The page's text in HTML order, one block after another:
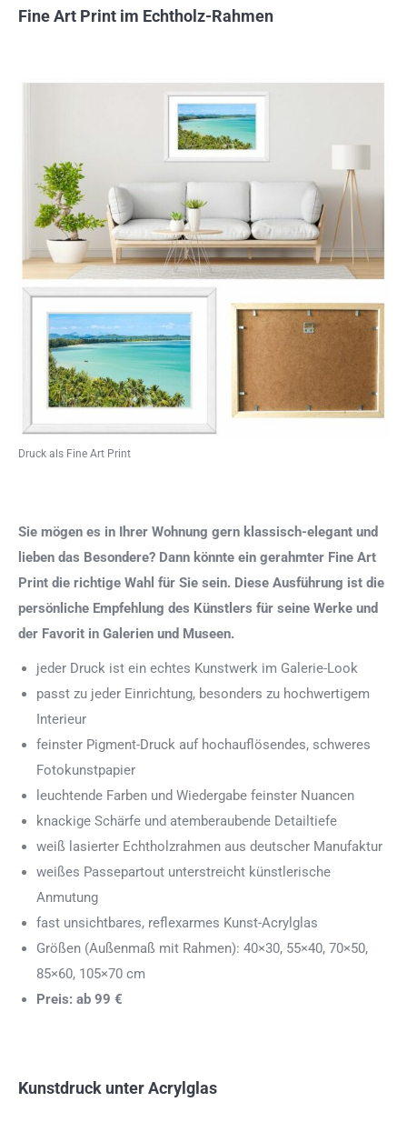
Fine Art Print im Echtholz-Rahmen
Druck als Fine Art Print
Sie mögen es in Ihrer Wohnung gern klassisch-elegant und
lieben das Besondere? Dann könnte ein gerahmter Fine Art
Print die richtige Wahl für Sie sein. Diese Ausführung ist die
persönliche Empfehlung des Künstlers für seine Werke und
der Favorit in Galerien und Museen.
jeder Druck ist ein echtes Kunstwerk im Galerie-Look
passt zu jeder Einrichtung, besonders zu hochwertigem
Interieur
feinster Pigment-Druck auf hochauflösendes, schweres
Fotokunstpapier
leuchtende Farben und Wiedergabe feinster Nuancen
knackige Schärfe und atemberaubende Detailtiefe
weiß lasierter Echtholzrahmen aus deutscher Manufaktur
weißes Passepartout unterstreicht künstlerische
Anmutung
fast unsichtbares, reflexarmes Kunst-Acrylglas
Größen (Außenmaß mit Rahmen): 40×30, 55×40, 70×50,
85×60, 105×70 cm
Preis: ab 99 €
Kunstdruck unter Acrylglas